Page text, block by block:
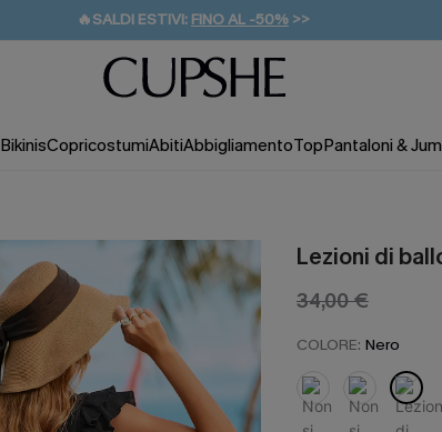
🔥SALDI ESTIVI: FINO AL -50% >>
🚚SPEDIZIONE GRATUITA DA 49€
💌REGALO PER I NUOVI: 20% DI SCONTO*
BikinisCopricostumiAbitiAbbigliamentoTopPantaloni &
Lezioni di
34,00 €
COLORE: Nero